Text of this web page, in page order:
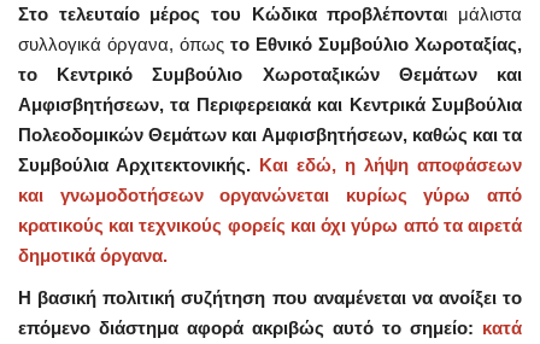
Στο τελευταίο μέρος του Κώδικα προβλέπονται μάλιστα
συλλογικά όργανα, όπως το Εθνικό Συμβούλιο Χωροταξίας,
το Κεντρικό Συμβούλιο Χωροταξικών Θεμάτων και
Αμφισβητήσεων, τα Περιφερειακά και Κεντρικά Συμβούλια
Πολεοδομικών Θεμάτων και Αμφισβητήσεων, καθώς και τα
Συμβούλια Αρχιτεκτονικής. Και εδώ, η λήψη αποφάσεων
και γνωμοδοτήσεων οργανώνεται κυρίως γύρω από
κρατικούς και τεχνικούς φορείς και όχι γύρω από τα αιρετά
δημοτικά όργανα.
Η βασική πολιτική συζήτηση που αναμένεται να ανοίξει το
επόμενο διάστημα αφορά ακριβώς αυτό το σημείο: κατά